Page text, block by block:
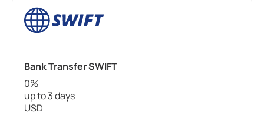
Bank Transfer SWIFT
0%
up to 3 days
USD